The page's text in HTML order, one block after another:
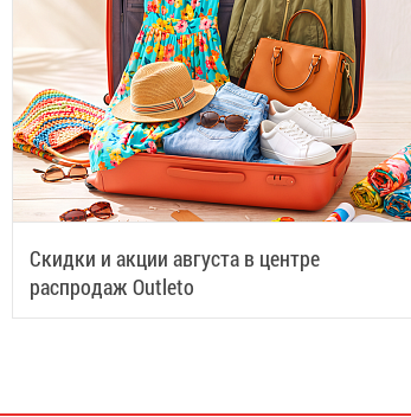
Скидки и акции августа в центре
распродаж Outleto